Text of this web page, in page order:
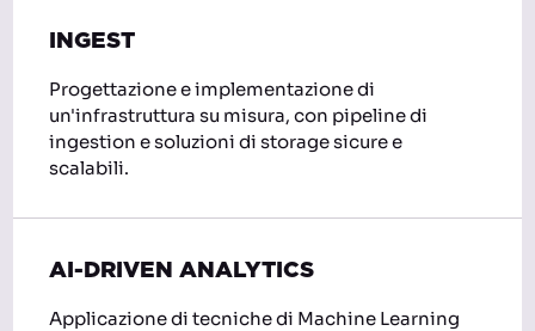
INGEST
Progettazione e implementazione di
un'infrastruttura su misura, con pipeline di
ingestion e soluzioni di storage sicure e
scalabili.
AI-DRIVEN ANALYTICS
Applicazione di tecniche di Machine Learning